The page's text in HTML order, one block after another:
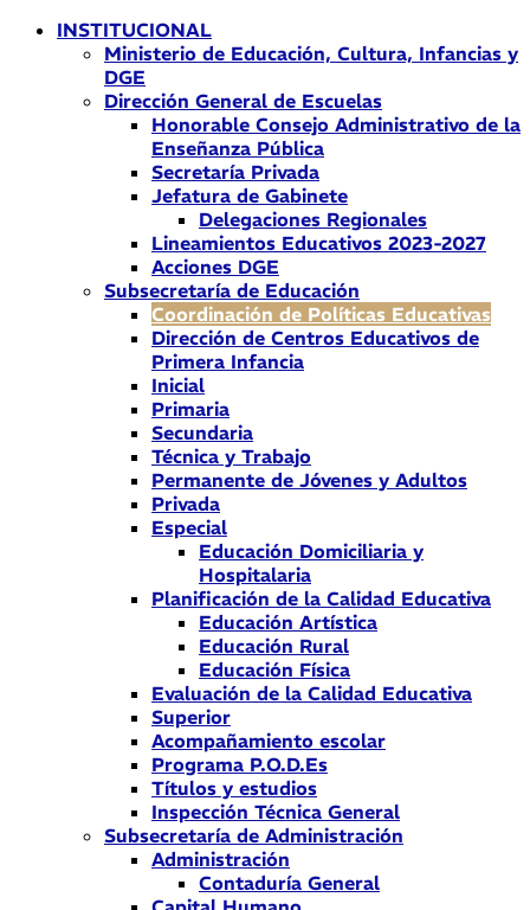
INSTITUCIONAL
Ministerio de Educación, Cultura, Infancias y
DGE
Dirección General de Escuelas
Honorable Consejo Administrativo de la
Enseñanza Pública
Secretaría Privada
Jefatura de Gabinete
Delegaciones Regionales
Lineamientos Educativos 2023-2027
Acciones DGE
Subsecretaría de Educación
Coordinación de Políticas Educativas
Dirección de Centros Educativos de
Primera Infancia
Inicial
Primaria
Secundaria
Técnica y Trabajo
Permanente de Jóvenes y Adultos
Privada
Especial
Educación Domiciliaria y
Hospitalaria
Planificación de la Calidad Educativa
Educación Artística
Educación Rural
Educación Física
Evaluación de la Calidad Educativa
Superior
Acompañamiento escolar
Programa P.O.D.Es
Títulos y estudios
Inspección Técnica General
Subsecretaría de Administración
Administración
Contaduría General